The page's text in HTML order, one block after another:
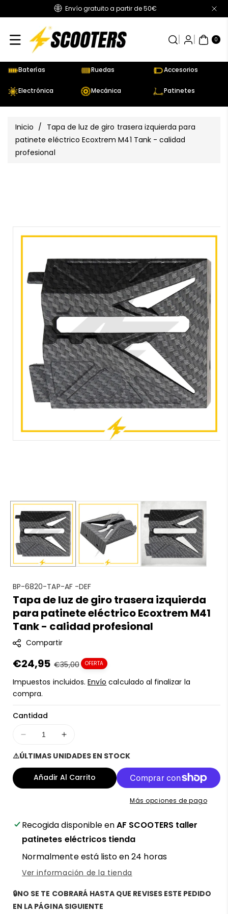
Envío gratuito a partir de 50€
0
AR
TÍC
UL
Baterías Ruedas Accesorios
Electrónica Mecánica Patinetes
Inicio / Tapa de luz de giro trasera izquierda para
patinete eléctrico Ecoxtrem M41 Tank - calidad
profesional
S
K
U
:
BP-6820-TAP-AF -DEF
Tapa de luz de giro trasera izquierda
para patinete eléctrico Ecoxtrem M41
Tank - calidad profesional
Compartir
Precio
en
oferta
€24,95 Precio
regular
€35,00 OFERTA
Impuestos incluidos.Envío calculado al finalizar la
compra.
Cantidad
Disminuir
cantidad
para
Tapa
trasera
izquierda
para
patinete
eléctrico
Ecoxtrem
M41
Tank
-
Aumentar
para
Tapa
de
trasera
izquierda
patinete
eléctrico
Ecoxtrem
M41
Tank
-
⚠️ÚLTIMAS UNIDADES EN STOCK
Añadir Al Carrito
Más opciones de pago
Recogida disponible enAF SCOOTERS taller
patinetes eléctricos tienda
Normalmente está listo en 24 horas
Ver información de la tienda
🔒NO SE TE COBRARÁ HASTA QUE REVISES ESTE PEDIDO
EN LA PÁGINA SIGUIENTE